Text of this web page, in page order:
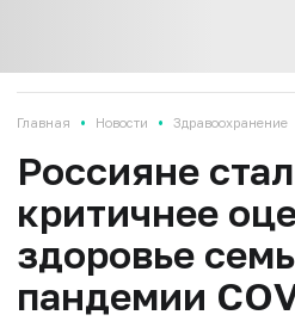
Главная • Новости • Здравоохранение
Россияне
критичнее
здоровье
пандемии